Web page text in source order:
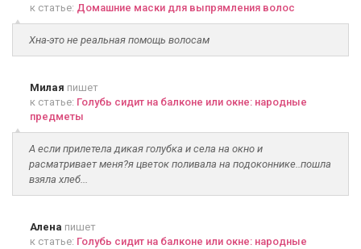
к статье: Домашние маски для выпрямления волос
Хна-это не реальная помощь волосам
Милая пишет
к статье: Голубь сидит на балконе или окне: народные
предметы
А если прилетела дикая голубка и села на окно и
расматривает меня?я цветок поливала на подоконнике..пошла
взяла хлеб...
Алена пишет
к статье: Голубь сидит на балконе или окне: народные